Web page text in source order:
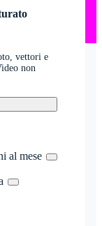
vettori e
non
al mese